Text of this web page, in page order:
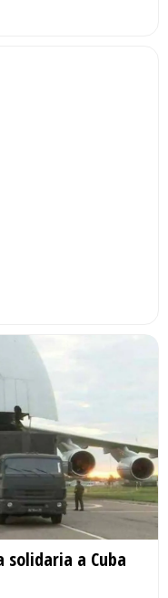
solidaria a Cuba